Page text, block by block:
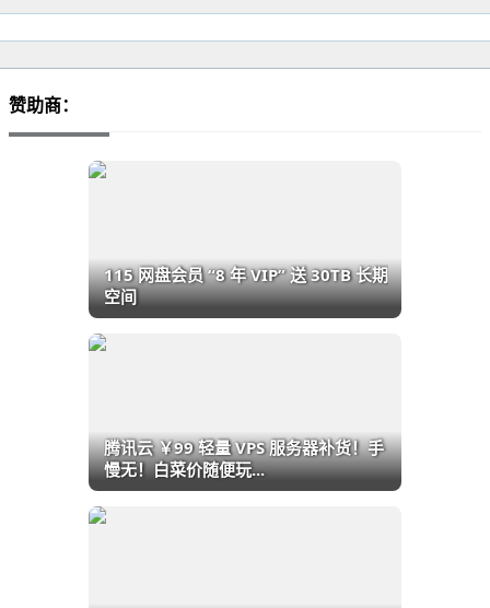
赞助商：
115 网盘会员 “8 年 VIP” 送 30TB 长期
空间
腾讯云 ￥99 轻量 VPS 服务器补货！手
慢无！白菜价随便玩...